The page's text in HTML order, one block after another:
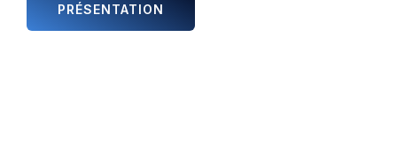
PRÉSENTATION